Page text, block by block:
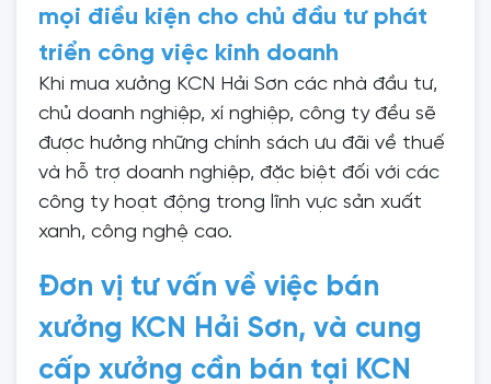
mọi điều kiện cho chủ đầu tư phát
triển công việc kinh doanh
Khi mua xưởng KCN Hải Sơn các nhà đầu tư,
chủ doanh nghiệp, xí nghiệp, công ty đều sẽ
được hưởng những chính sách ưu đãi về thuế
và hỗ trợ doanh nghiệp, đặc biệt đối với các
công ty hoạt động trong lĩnh vực sản xuất
xanh, công nghệ cao.
Đơn vị tư vấn về việc bán
xưởng KCN Hải Sơn, và cung
cấp xưởng cần bán tại KCN